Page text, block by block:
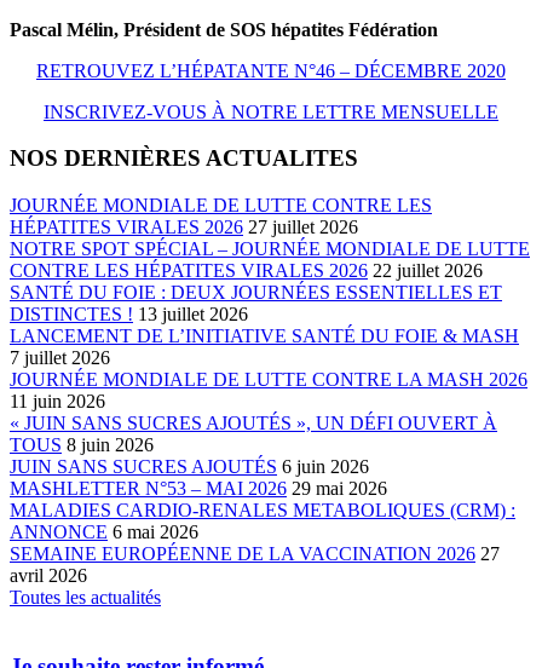
Pascal Mélin, Président de SOS hépatites Fédération
RETROUVEZ L’HÉPATANTE N°46 – DÉCEMBRE 2020
INSCRIVEZ-VOUS À NOTRE LETTRE MENSUELLE
NOS DERNIÈRES ACTUALITES
JOURNÉE MONDIALE DE LUTTE CONTRE LES
HÉPATITES VIRALES 2026 27 juillet 2026
NOTRE SPOT SPÉCIAL – JOURNÉE MONDIALE DE LUTTE
CONTRE LES HÉPATITES VIRALES 2026 22 juillet 2026
SANTÉ DU FOIE : DEUX JOURNÉES ESSENTIELLES ET
DISTINCTES ! 13 juillet 2026
LANCEMENT DE L’INITIATIVE SANTÉ DU FOIE & MASH
7 juillet 2026
JOURNÉE MONDIALE DE LUTTE CONTRE LA MASH 2026
11 juin 2026
« JUIN SANS SUCRES AJOUTÉS », UN DÉFI OUVERT À
TOUS 8 juin 2026
JUIN SANS SUCRES AJOUTÉS 6 juin 2026
MASHLETTER N°53 – MAI 2026 29 mai 2026
MALADIES CARDIO-RENALES METABOLIQUES (CRM) :
ANNONCE 6 mai 2026
SEMAINE EUROPÉENNE DE LA VACCINATION 2026 27
avril 2026
Toutes les actualités